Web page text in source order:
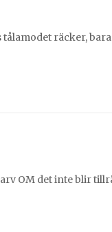
räcker, bara
OM det inte blir